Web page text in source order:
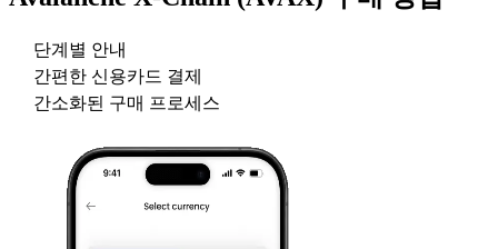
단계별 안내
간편한 신용카드 결제
간소화된 구매 프로세스